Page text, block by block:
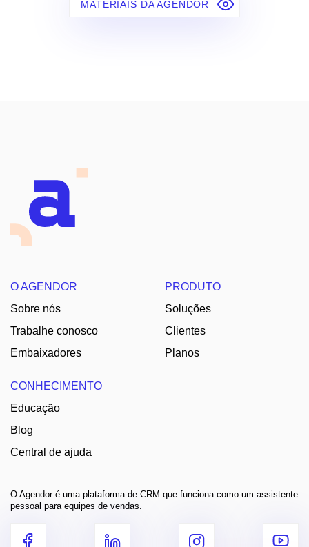
MATERIAIS DA AGENDOR
O AGENDOR
Sobre nós
Trabalhe conosco
Embaixadores
PRODUTO
Soluções
Clientes
Planos
CONHECIMENTO
Educação
Blog
Central de ajuda
O Agendor é uma plataforma de CRM que funciona como um assistente
pessoal para equipes de vendas.